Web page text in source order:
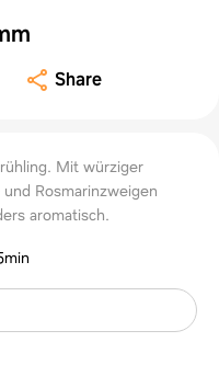
Share
Mit würziger
Rosmarinzweigen
aromatisch.